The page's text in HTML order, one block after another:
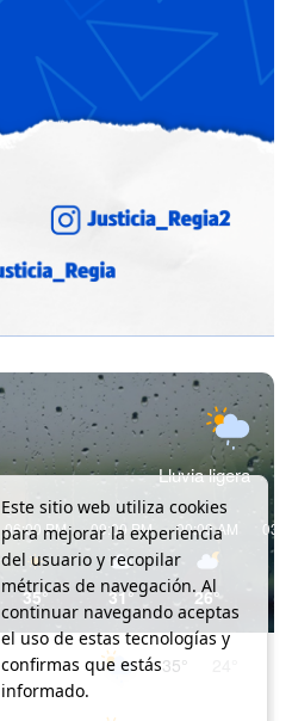
Lluvia ligera
06:00 PM
35°
09:00 PM
31°
00:00 AM
26°
35°
Este sitio web utiliza cookies
para mejorar la experiencia
del usuario y recopilar
métricas de navegación. Al
continuar navegando aceptas
el uso de estas tecnologías y
confirmas que estás
informado.